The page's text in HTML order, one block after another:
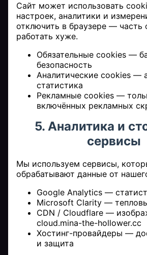
Сайт может использовать
настроек, аналитики и
отключить в браузере —
работать хуже.
Обязательные cookies —
безопасность
Аналитические cookies —
статистика
Рекламные cookies —
включённых рекламных
5. Аналитика и
сервисы
Мы используем сервисы,
обрабатывают данные от
Google Analytics —
Microsoft Clarity —
CDN / Cloudflare —
cloud.mina-the-hollower.cc
Хостинг-провайдеры —
и защита